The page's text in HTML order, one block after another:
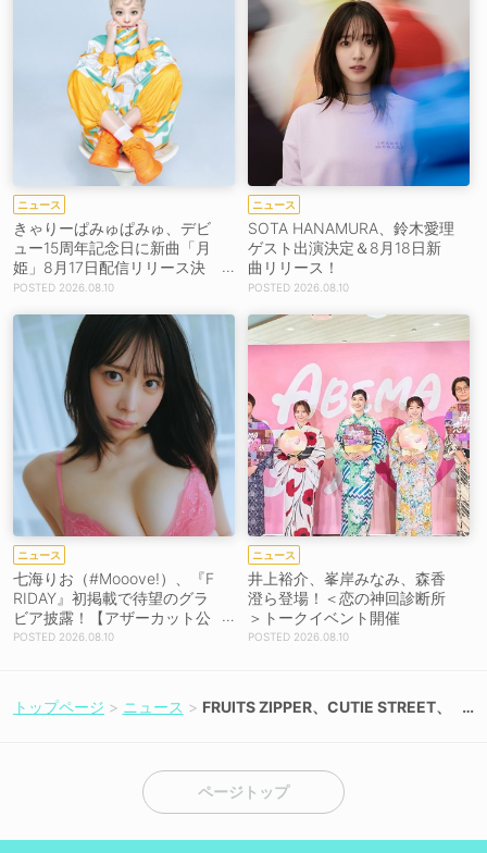
ニュース
きゃりーぱみゅぱみゅ、デビ
ュー15周年記念日に新曲「月
姫」8月17日配信リリース決
定！
2026.08.10
ニュース
SOTA HANAMURA、鈴木愛理
ゲスト出演決定＆8月18日新
曲リリース！
2026.08.10
ニュース
七海りお（#Mooove!）、『F
RIDAY』初掲載で待望のグラ
ビア披露！【アザーカット公
開】
2026.08.10
ニュース
井上裕介、峯岸みなみ、森香
澄ら登場！＜恋の神回診断所
＞トークイベント開催
2026.08.10
トップページ ニュース
FRUITS ZIPPER、CUTIE STREET、
ページトップ